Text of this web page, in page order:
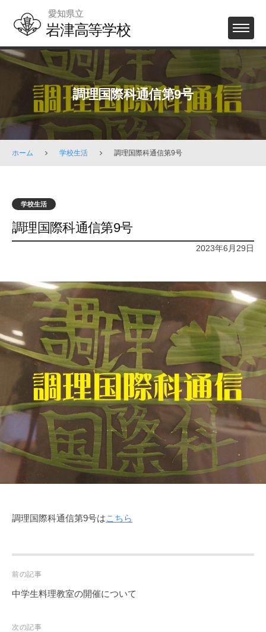
content
愛知県立
岩津高等学校 MENU
調理国際科通信第9号
ホーム 学校生活 調理国際科通信第9号
学校生活
調理国際科通信第9号
2023年6月29日
調理国際科通信第9号はこちら
Post
navigation
前の記事
中学生料理教室の開催について
次の記事